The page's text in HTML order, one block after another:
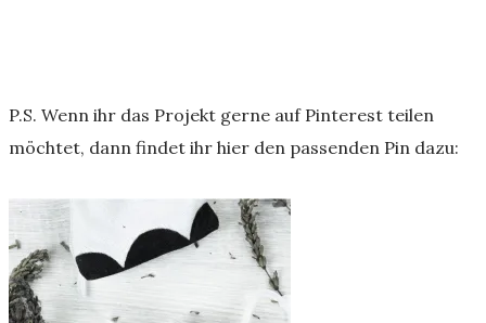
P.S. Wenn ihr das Projekt gerne auf Pinterest teilen
möchtet, dann findet ihr hier den passenden Pin dazu: